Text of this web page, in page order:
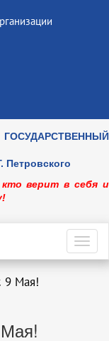
Петровского
верит в себя и
9 Мая!